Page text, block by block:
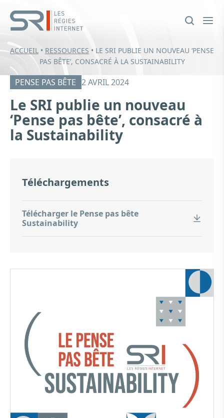
ACCUEIL • RESSOURCES • LE SRI PUBLIE UN NOUVEAU ‘PENSE
PAS BÊTE’, CONSACRÉ À LA SUSTAINABILITY
PENSE PAS BÊTE 2 AVRIL 2024
Le SRI publie un nouveau
‘Pense pas bête’, consacré à
la Sustainability
Téléchargements
Télécharger le Pense pas bête
Sustainability